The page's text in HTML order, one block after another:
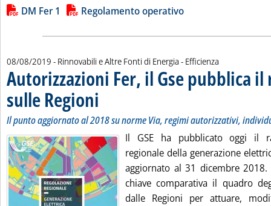
Lista allegati PDF alla notizia
DM Fer 1 Regolamento operativo
08/08/2019 - Rinnovabili e Altre Fonti di Energia - Efficienza
Autorizzazioni Fer, il Gse pubblica
sulle Regioni . Sottotitolo: Il punto aggiornato al 2018 su norme Via,
. Pubblicata giovedì 08 agosto 2019 alle 18.16.
Il punto aggiornato al 2018 su norme Via, regimi autorizzativi,
Il GSE ha pubblicato oggi il
regionale della generazione
aggiornato al 31 dicembre
chiave comparativa il quadro
dalle Regioni per attuare,